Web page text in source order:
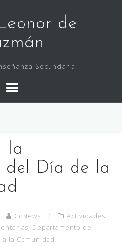
de
Secundaria
la
del Día de la
CoNews
Actividades
, Departamento de
la Comunidad